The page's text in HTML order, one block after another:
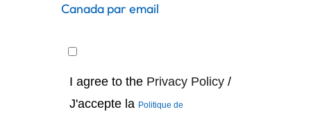
Canada par email
I agree to the Privacy Policy/
J'accepte la Politique de